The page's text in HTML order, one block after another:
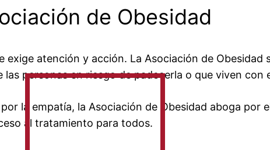
de Obesidad
exige atención y acción. La Asociación de Obesidad
las personas en riesgo de padecerla o que viven con
la empatía, la Asociación de Obesidad aboga por
al tratamiento para todos.